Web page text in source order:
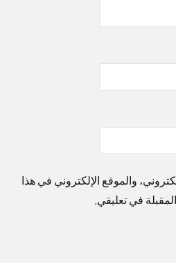
والموقع الإلكتروني في هذا
في تعليقي.